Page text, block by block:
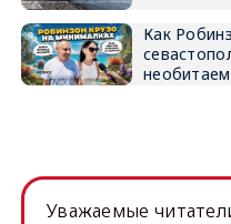
Как
Уважаемые